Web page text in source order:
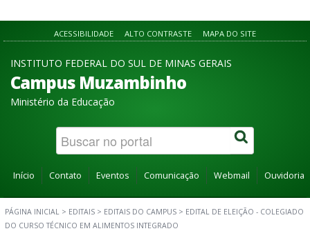
ACESSIBILIDADE ALTO CONTRASTE MAPA DO SITE
INSTITUTO FEDERAL DO SUL DE MINAS GERAIS
Campus Muzambinho
Ministério da Educação
Início Contato Eventos Comunicação Webmail Ouvidoria
PÁGINA INICIAL > EDITAIS > EDITAIS DO CAMPUS > EDITAL DE ELEIÇÃO - COLEGIADO
DO CURSO TÉCNICO EM ALIMENTOS INTEGRADO